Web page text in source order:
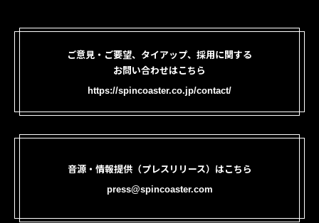
ご意見・ご要望、タイアップ、採用に関する
お問い合わせはこちら
https://spincoaster.co.jp/contact/
音源・情報提供（プレスリリース）はこちら
press@spincoaster.com